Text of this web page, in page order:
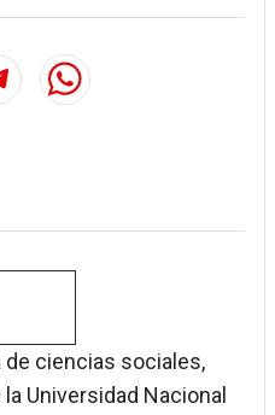
ciencias sociales,
Universidad Nacional